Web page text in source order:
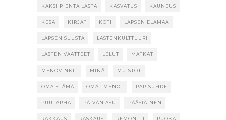
KAKSI PIENTÄ LASTA KASVATUS KAUNEUS
KESÄ KIRJAT KOTI LAPSEN ELÄMÄÄ
LAPSEN SUUSTA LASTENKULTTUURI
LASTEN VAATTEET LELUT MATKAT
MENOVINKIT MINÄ MUISTOT
OMA ELÄMÄ OMAT MENOT PARISUHDE
PUUTARHA PÄIVÄN ASU PÄÄSIÄINEN
RAKKAUS RASKAUS REMONTTI RUOKA